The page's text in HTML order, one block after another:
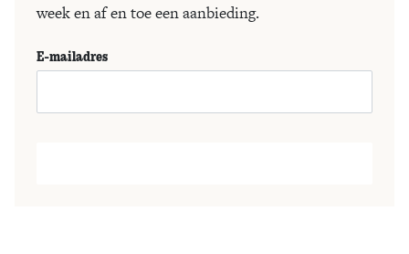
week en af en toe een aanbieding.
E-mailadres